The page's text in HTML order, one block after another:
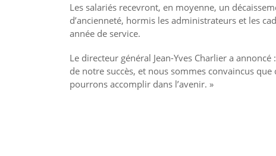
Les salariés recevront, en moyenne, un
d’ancienneté, hormis les administrateurs et les
année de service.
Le directeur général Jean-Yves Charlier a
de notre succès, et nous sommes convaincus
pourrons accomplir dans l’avenir. »